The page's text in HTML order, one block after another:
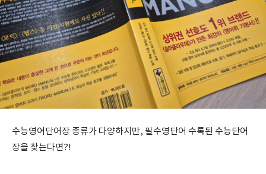
수능영어단어장 종류가 다양하지만, 필수영단어 수록된 수능단어
장을 찾는다면?!